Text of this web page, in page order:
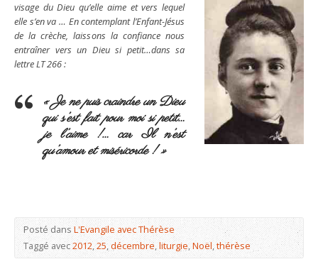
visage du Dieu qu’elle aime et vers lequel
elle s’en va … En contemplant l’Enfant-Jésus
de la crèche, laissons la confiance nous
entraîner vers un Dieu si petit…dans sa
lettre LT 266 :
« Je ne puis craindre un Dieu
qui s’est fait pour moi si petit…
je l’aime !… car Il n’est
qu’amour et miséricorde ! »
Posté dansL'Evangile avec Thérèse
Taggé avec2012,25,décembre,liturgie,Noël,thérèse